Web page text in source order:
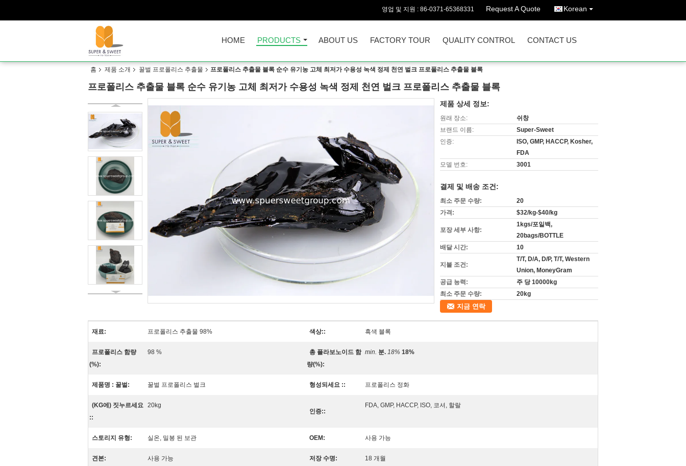
영업 및 지원 : 86-0371-65368331 Request A Quote Korean
HOME PRODUCTS ABOUT US FACTORY TOUR QUALITY CONTROL CONTACT US
홈 제품 소개 꿀벌 프로폴리스 추출물 프로폴리스 추출물 블록 순수 유기농 고체 최저가 수용성 녹색 정제 천연 벌크 프로폴리스 추출물 블록
프로폴리스 추출물 블록 순수 유기농 고체 최저가 수용성 녹색 정제 천연 벌크 프로폴리스 추출물 블록
제품 상세 정보:
원래 장소:
쉬창
브랜드 이름:
Super-Sweet
인증:
ISO, GMP, HACCP, Kosher,
FDA
모델 번호:
3001
결제 및 배송 조건:
최소 주문 수량:
20
가격:
$32/kg-$40/kg
포장 세부 사항:
1kgs/포일백,
20bags/BOTTLE
배달 시간:
10
지불 조건:
T/T, D/A, D/P, T/T, Western
Union, MoneyGram
공급 능력:
주 당 10000kg
최소 주문 수량:
20kg
지금 연락
재료: 프로폴리스 추출물 98% 색상:: 흑색 블록
프로폴리스 함량
(%):
98 %
총 플라보노이드 함
량(%):
min. 분. 18% 18%
제품명 : 꿀벌: 꿀벌 프로폴리스 벌크 형성되세요 :: 프로폴리스 정화
(KG에) 짓누르세요
::
20kg
인증::
FDA, GMP, HACCP, ISO, 코셔, 할랄
스토리지 유형: 실온, 밀봉 된 보관 OEM: 사용 가능
견본: 사용 가능 저장 수명: 18 개월